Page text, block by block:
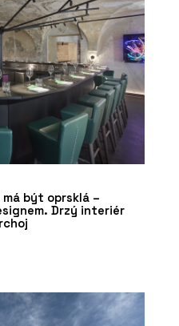
být oprsklá –
Drzý interiér